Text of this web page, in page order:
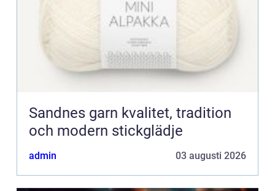
Sandnes garn kvalitet, tradition
och modern stickglädje
admin 03 augusti 2026